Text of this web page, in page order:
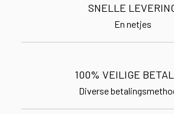
SNELLE
En netjes
100% VEILIGE
Diverse